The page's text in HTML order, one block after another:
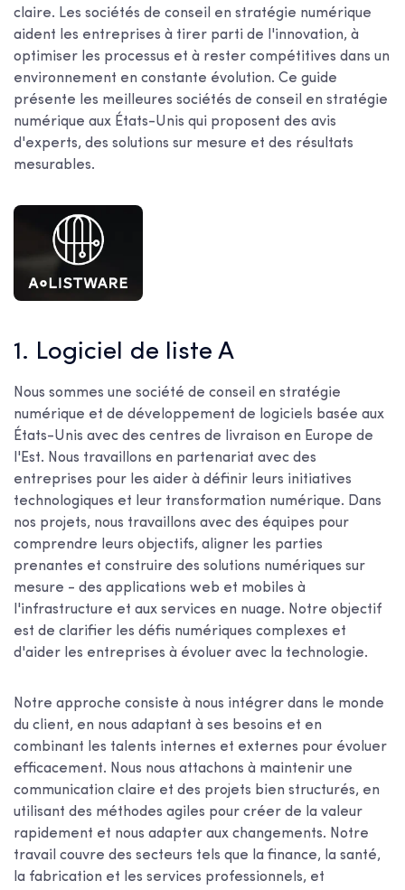
claire. Les sociétés de conseil en stratégie numérique
aident les entreprises à tirer parti de l'innovation, à
optimiser les processus et à rester compétitives dans un
environnement en constante évolution. Ce guide
présente les meilleures sociétés de conseil en stratégie
numérique aux États-Unis qui proposent des avis
d'experts, des solutions sur mesure et des résultats
mesurables.
1. Logiciel de liste A
Nous sommes une société de conseil en stratégie
numérique et de développement de logiciels basée aux
États-Unis avec des centres de livraison en Europe de
l'Est. Nous travaillons en partenariat avec des
entreprises pour les aider à définir leurs initiatives
technologiques et leur transformation numérique. Dans
nos projets, nous travaillons avec des équipes pour
comprendre leurs objectifs, aligner les parties
prenantes et construire des solutions numériques sur
mesure - des applications web et mobiles à
l'infrastructure et aux services en nuage. Notre objectif
est de clarifier les défis numériques complexes et
d'aider les entreprises à évoluer avec la technologie.
Notre approche consiste à nous intégrer dans le monde
du client, en nous adaptant à ses besoins et en
combinant les talents internes et externes pour évoluer
efficacement. Nous nous attachons à maintenir une
communication claire et des projets bien structurés, en
utilisant des méthodes agiles pour créer de la valeur
rapidement et nous adapter aux changements. Notre
travail couvre des secteurs tels que la finance, la santé,
la fabrication et les services professionnels, et